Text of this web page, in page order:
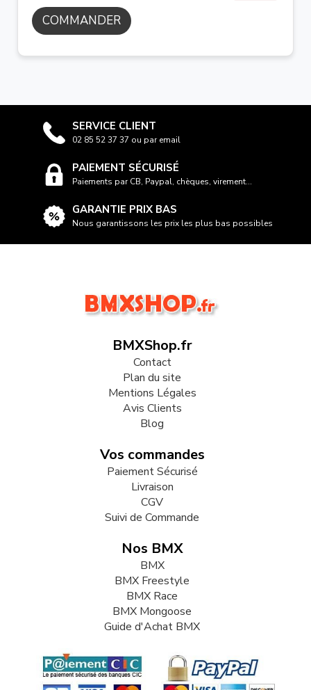
COMMANDER
SERVICE CLIENT
02 85 52 37 37 ou par email
PAIEMENT SÉCURISÉ
Paiements par CB, Paypal, chèques, virement...
GARANTIE PRIX BAS
Nous garantissons les prix les plus bas possibles
BMXShop.fr
Contact
Plan du site
Mentions Légales
Avis Clients
Blog
Vos commandes
Paiement Sécurisé
Livraison
CGV
Suivi de Commande
Nos BMX
BMX
BMX Freestyle
BMX Race
BMX Mongoose
Guide d'Achat BMX